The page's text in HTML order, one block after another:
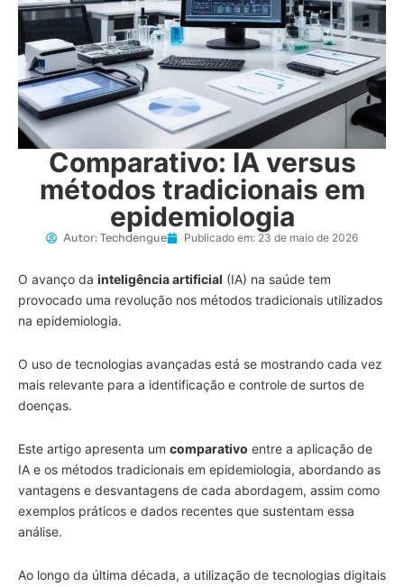
Comparativo: IA versus
métodos tradicionais em
epidemiologia
Autor: Techdengue Publicado em: 23 de maio de 2026
O avanço da inteligência artificial (IA) na saúde tem
provocado uma revolução nos métodos tradicionais utilizados
na epidemiologia.
O uso de tecnologias avançadas está se mostrando cada vez
mais relevante para a identificação e controle de surtos de
doenças.
Este artigo apresenta um comparativo entre a aplicação de
IA e os métodos tradicionais em epidemiologia, abordando as
vantagens e desvantagens de cada abordagem, assim como
exemplos práticos e dados recentes que sustentam essa
análise.
Ao longo da última década, a utilização de tecnologias digitais